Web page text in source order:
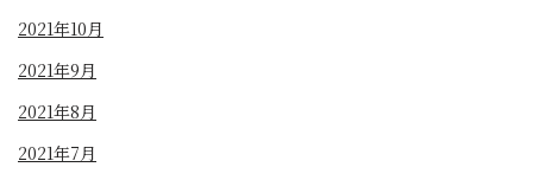
2021年10月
2021年9月
2021年8月
2021年7月